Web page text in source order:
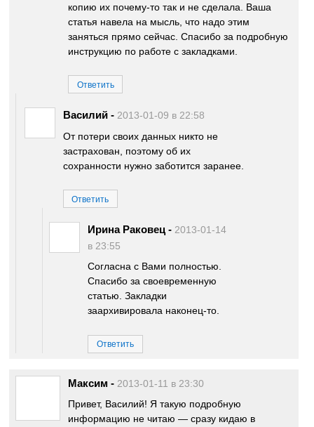
копию их почему-то так и не сделала. Ваша
статья навела на мысль, что надо этим
заняться прямо сейчас. Спасибо за подробную
инструкцию по работе с закладками.
Ответить
Василий - 2013-01-09 в 22:58
От потери своих данных никто не
застрахован, поэтому об их
сохранности нужно заботится заранее.
Ответить
Ирина Раковец - 2013-01-14
в 23:55
Согласна с Вами полностью.
Спасибо за своевременную
статью. Закладки
заархивировала наконец-то.
Ответить
Максим - 2013-01-11 в 23:30
Привет, Василий! Я такую подробную
информацию не читаю — сразу кидаю в